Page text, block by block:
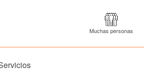
Muchas personas